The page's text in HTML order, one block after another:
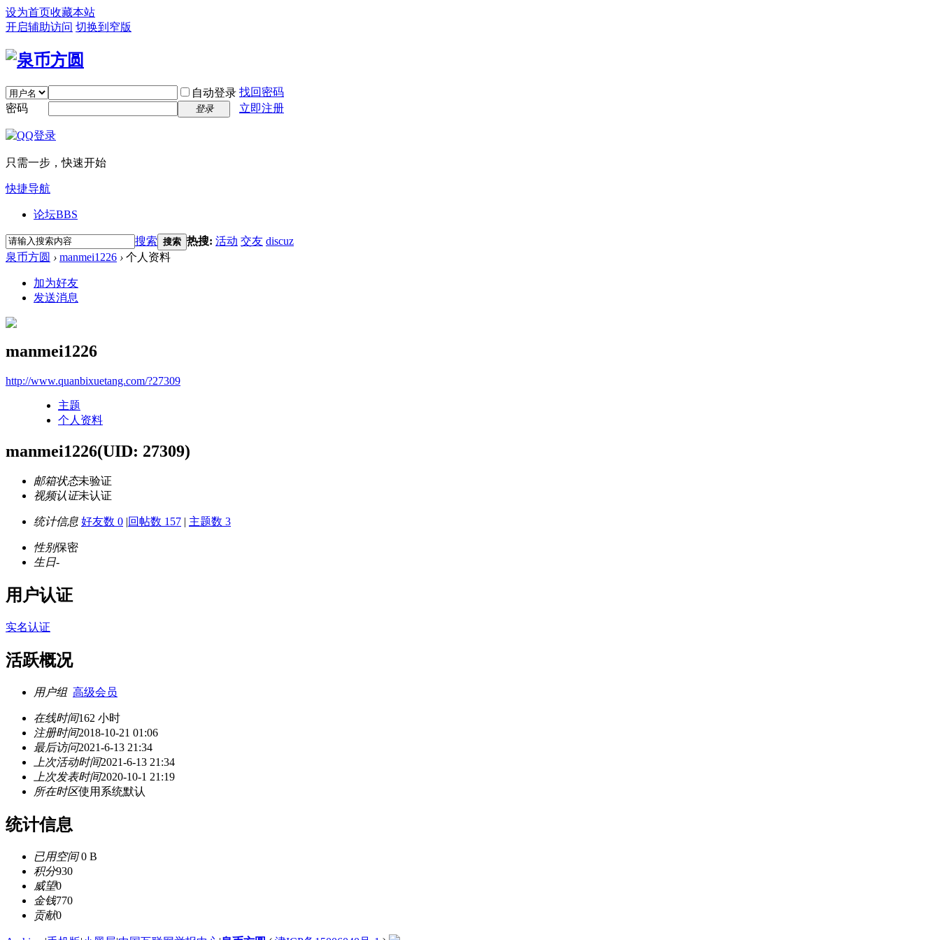
设为首页收藏本站
开启辅助访问 切换到窄版
自动登录 找回密码
密码
登录 立即注册
只需一步，快速开始
快捷导航
论坛BBS
搜索 搜索 热搜: 活动 交友 discuz
泉币方圆 › manmei1226 › 个人资料
加为好友
发送消息
manmei1226
http://www.quanbixuetang.com/?27309
主题
个人资料
manmei1226(UID: 27309)
邮箱状态未验证
视频认证未认证
统计信息 好友数 0 |回帖数 157 | 主题数 3
性别保密
生日-
用户认证
实名认证
活跃概况
用户组 高级会员
在线时间162 小时
注册时间2018-10-21 01:06
最后访问2021-6-13 21:34
上次活动时间2021-6-13 21:34
上次发表时间2020-10-1 21:19
所在时区使用系统默认
统计信息
已用空间0 B
积分930
威望0
金钱770
贡献0